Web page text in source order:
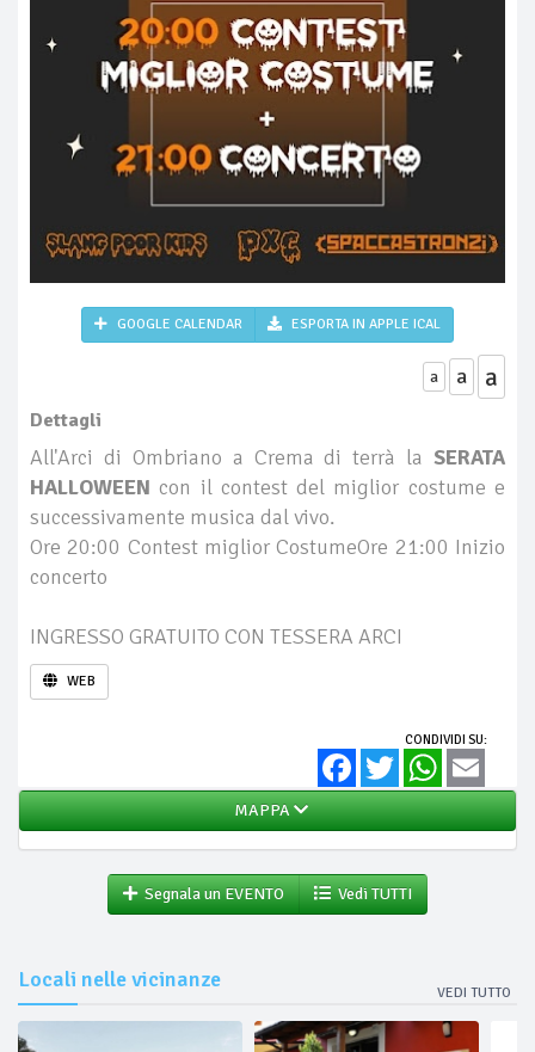
GOOGLE CALENDAR ESPORTA IN APPLE ICAL
a a a
Dettagli
All'Arci di Ombriano a Crema di terrà la SERATA
HALLOWEEN con il contest del miglior costume e
successivamente musica dal vivo.
Ore 20:00 Contest miglior CostumeOre 21:00 Inizio
concerto
INGRESSO GRATUITO CON TESSERA ARCI
WEB
CONDIVIDI SU:
FacebookTwitter WhatsApp
MAPPA
Segnala un EVENTO Vedi TUTTI
Locali nelle vicinanze
VEDI TUTTO